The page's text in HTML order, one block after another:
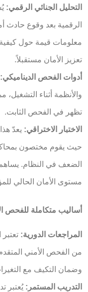
التحليل الجنائي الرقمي:
الرقمية بعد وقوع حادث
معلومات قيمة حول
تعزيز الأمان مستقبلاً.
أدوات الفحص الديناميكي:
والأنظمة أثناء
تظهر في الفحص الثابت.
الاختبار الاختراقي: يعدّ
حيث يقوم مختصون
الضعف في النظام.
مستوى الأمان الحالي
أساليب متكاملة للفحص
المراجعات الدورية:
من الفحص الأمني
وضمان التكيف مع
التدريب المستمر: يُعتبر